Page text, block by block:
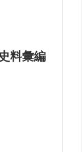
料彙編